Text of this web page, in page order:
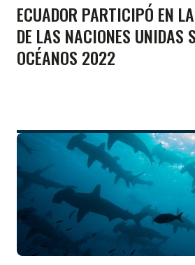
ECUADOR PARTICIPÓ EN
DE LAS NACIONES UNIDAS
OCÉANOS 2022